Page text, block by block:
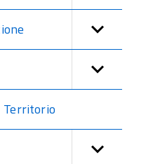
Territorio